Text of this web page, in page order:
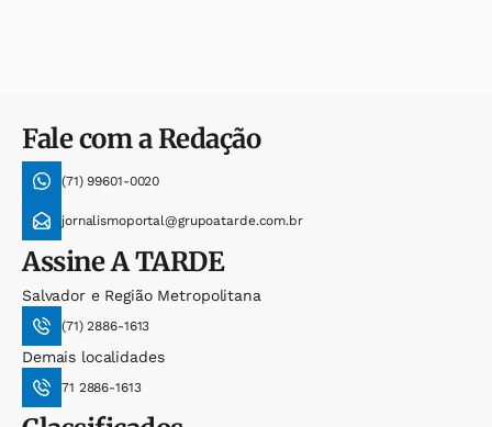
Fale com a Redação
(71) 99601-0020
jornalismoportal@grupoatarde.com.br
AssineA TARDE
Salvador e Região Metropolitana
(71) 2886-1613
Demais localidades
71 2886-1613